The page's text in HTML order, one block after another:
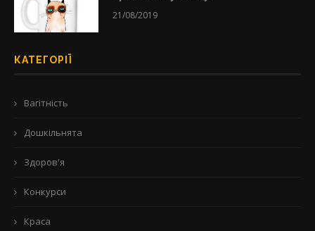
21/08/2019
КАТЕГОРІЇ
Вагітність
Дошкільнята
Здоров'я
Конкурси
Краса